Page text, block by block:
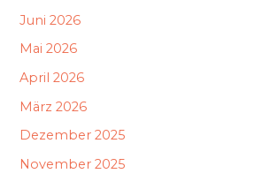
Juni 2026
Mai 2026
April 2026
März 2026
Dezember 2025
November 2025